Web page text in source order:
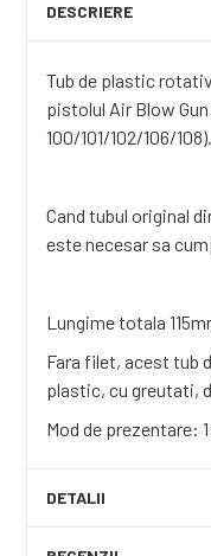
DESCRIERE
Tub de plastic
pistolul Air Blow
100/101/102/106/108).
Cand tubul original
este necesar sa
Lungime totala
Fara filet, acest tub
plastic, cu greutati,
Mod de prezentare:
DETALII